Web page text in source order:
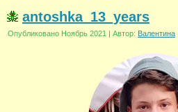
antoshka_13_years
Опубликовано Ноябрь 2021 | Автор: Валентина